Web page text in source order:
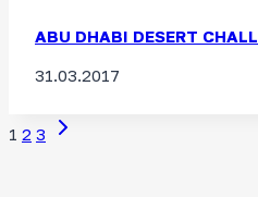
ABU DHABI DESERT
31.03.2017
Навигация
1 2 3
Следующая